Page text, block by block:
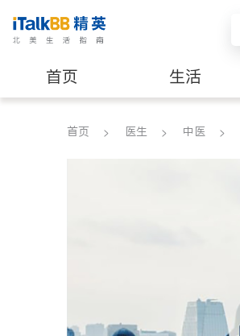
首页 生活
养老 非盈利组织
首页 医生 中医